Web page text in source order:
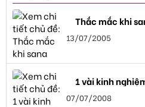
Thắc mắc khi
13/07/2005
1 vài kinh
07/07/2008